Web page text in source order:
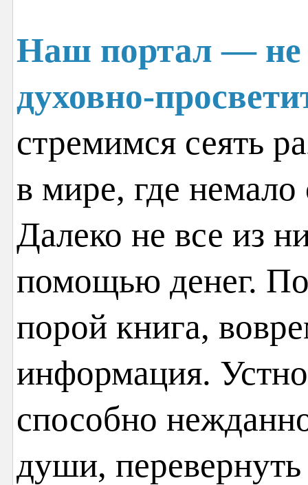
Наш портал — не
духовно-
стремимся сеять
в мире, где
Далеко не все из
помощью денег.
порой книга,
информация.
способно
души,